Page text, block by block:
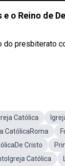
o Reino de
presbiterato
Católica
CatólicaRoma
Cristo
Católica